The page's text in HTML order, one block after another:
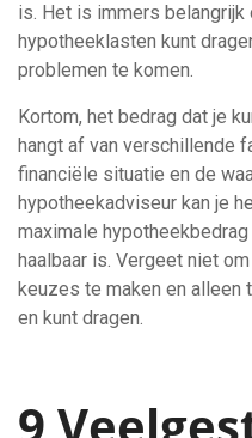
is. Het is immers belangrijk
hypotheeklasten kunt
problemen te komen.
Kortom, het bedrag dat je
hangt af van verschillende
financiële situatie en de
hypotheekadviseur kan je
maximale
haalbaar is. Vergeet niet
keuzes te maken en alleen
en kunt dragen.